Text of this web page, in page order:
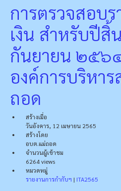
การตรวจสอบร
เงิน สําหรับปี
กันยายน ๒๕๖
องค์การบริหา
ถอด
สร้างเมื่อ
วันอังคาร, 12 เมษายน 2565
สร้างโดย
อบต.แม่ถอด
จำนวนผู้เข้าชม
6264 views
หมวดหมู่
รายงานการกำกับฯ | ITA2565